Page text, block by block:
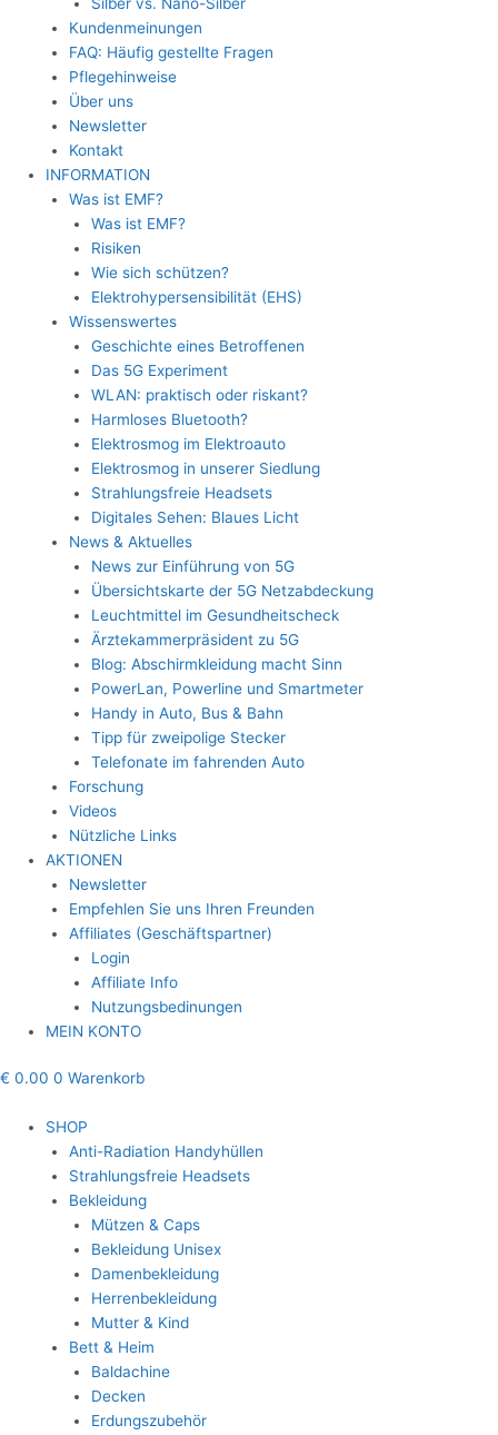
Kundenmeinungen
FAQ: Häufig gestellte Fragen
Pflegehinweise
Über uns
Newsletter
Kontakt
INFORMATION
Was ist EMF?
Was ist EMF?
Risiken
Wie sich schützen?
Elektrohypersensibilität (EHS)
Wissenswertes
Geschichte eines Betroffenen
Das 5G Experiment
WLAN: praktisch oder riskant?
Harmloses Bluetooth?
Elektrosmog im Elektroauto
Elektrosmog in unserer Siedlung
Strahlungsfreie Headsets
Digitales Sehen: Blaues Licht
News & Aktuelles
News zur Einführung von 5G
Übersichtskarte der 5G Netzabdeckung
Leuchtmittel im Gesundheitscheck
Ärztekammerpräsident zu 5G
Blog: Abschirmkleidung macht Sinn
PowerLan, Powerline und Smartmeter
Handy in Auto, Bus & Bahn
Tipp für zweipolige Stecker
Telefonate im fahrenden Auto
Forschung
Videos
Nützliche Links
AKTIONEN
Newsletter
Empfehlen Sie uns Ihren Freunden
Affiliates (Geschäftspartner)
Login
Affiliate Info
Nutzungsbedinungen
MEIN KONTO
€ 0.00 0 Warenkorb
SHOP
Anti-Radiation Handyhüllen
Strahlungsfreie Headsets
Bekleidung
Mützen & Caps
Bekleidung Unisex
Damenbekleidung
Herrenbekleidung
Mutter & Kind
Bett & Heim
Baldachine
Decken
Erdungszubehör